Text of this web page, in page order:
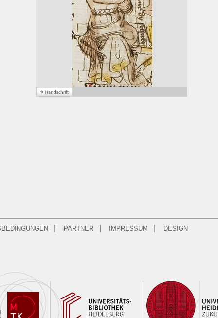
PARTNER IMPRESSUM DESIGN